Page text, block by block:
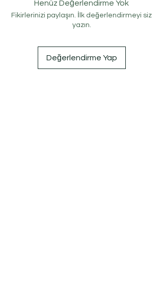
Henüz Değerlendirme Yok
Fikirlerinizi paylaşın. İlk değerlendirmeyi siz
yazın.
Değerlendirme Yap